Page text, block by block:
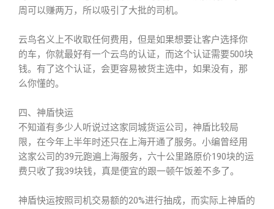
周可以赚两万，所以吸引了大批的司机。
云鸟名义上不收取任何费用，但是如果想要让客户选择你
的车，你就最好有一个云鸟的认证，而这个认证需要500块
钱。有了这个认证，会更容易被货主选中，如果没有，那
么你懂的。
四、神盾快运
不知道有多少人听说过这家同城货运公司，神盾比较局
限，在今年上半年时还只在上海开通了服务。小编曾经用
这家公司的39元跑遍上海服务，六十公里路原价190块的运
费只收了我39块钱，真是便宜的跟一顿午饭差不多了。
神盾快运按照司机交易额的20%进行抽成，而实际上神盾的